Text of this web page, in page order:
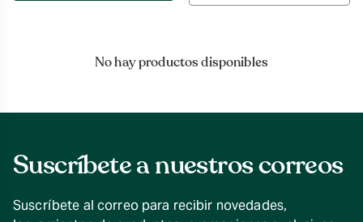
por
No hay productos disponibles
Suscríbete a nuestros correos
Suscríbete al correo para recibir novedades,